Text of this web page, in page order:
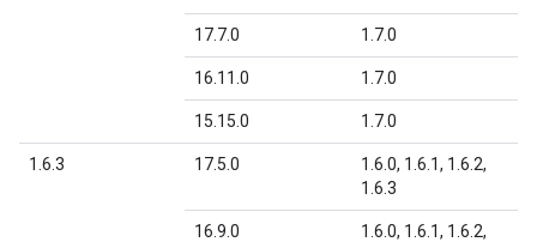
17.7.0 1.7.0
16.11.0 1.7.0
15.15.0 1.7.0
1.6.3 17.5.0
1.6.0, 1.6.1, 1.6.2,
1.6.3
16.9.0
1.6.0, 1.6.1, 1.6.2,